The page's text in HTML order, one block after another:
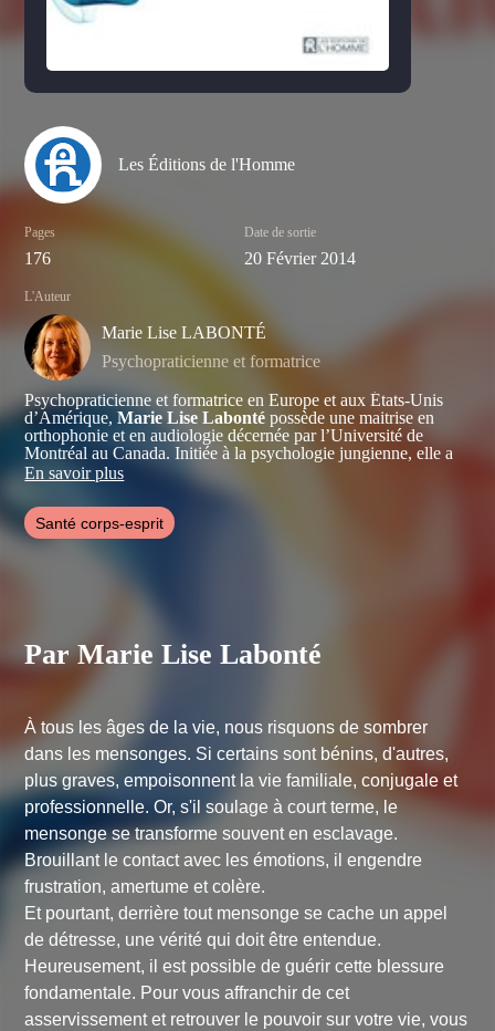
Les Éditions de l'Homme
Pages
176
Date de sortie
20 Février 2014
L'Auteur
Marie Lise LABONTÉ
Psychopraticienne et formatrice
Psychopraticienne et formatrice en Europe et aux États-Unis
d’Amérique,Marie Lise Labonté possède une maitrise en
orthophonie et en audiologie décernée par l’Université de
Montréal au Canada. Initiée à la psychologie jungienne, elle a
créé la Méthode de Libération des Cuirasses MLC©, une
thérapie psychocorporelle liée au mouvement. Elle est
également cocréatrice de la méthode Images de Transformation
IT©, une thérapie de dialogue avec l'inconscient. Elle forme des
intervenants et donne des séminaires et des conférences dans le
En savoir plus
Santé corps-esprit
Par Marie Lise Labonté
À tous les âges de la vie, nous risquons de sombrer
dans les mensonges. Si certains sont bénins, d'autres,
plus graves, empoisonnent la vie familiale, conjugale et
professionnelle. Or, s'il soulage à court terme, le
mensonge se transforme souvent en esclavage.
Brouillant le contact avec les émotions, il engendre
frustration, amertume et colère.
Et pourtant, derrière tout mensonge se cache un appel
de détresse, une vérité qui doit être entendue.
Heureusement, il est possible de guérir cette blessure
fondamentale. Pour vous affranchir de cet
asservissement et retrouver le pouvoir sur votre vie, vous